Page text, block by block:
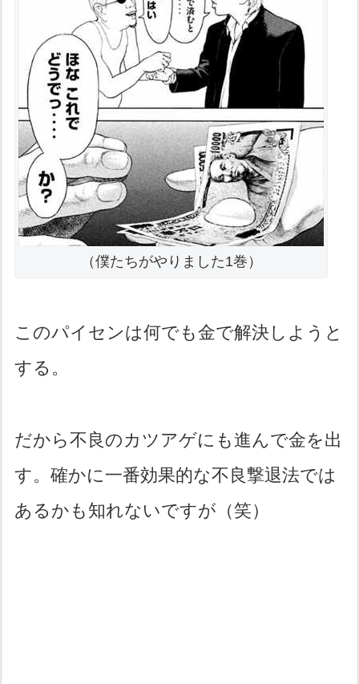
（僕たちがやりました1巻）
このパイセンは何でも金で解決しようと
する。
だから不良のカツアゲにも進んで金を出
す。確かに一番効果的な不良撃退法では
あるかも知れないですが（笑）